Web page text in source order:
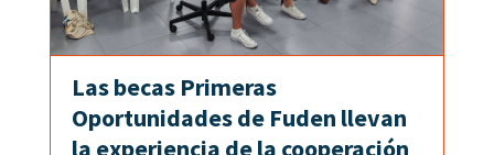
Las becas Primeras
Oportunidades de Fuden llevan
la experiencia de la cooperación